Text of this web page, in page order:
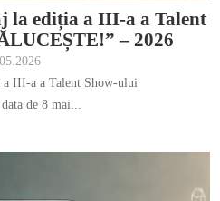
la ediția a III-a a Talent
– 2026
III-a a Talent Show-ului
de 8 mai...